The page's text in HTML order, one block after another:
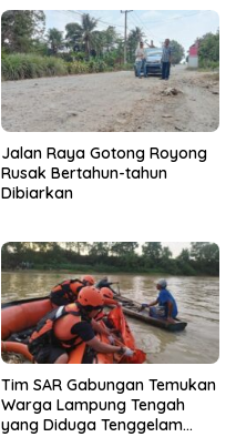
Jalan Raya Gotong Royong
Rusak Bertahun-tahun
Dibiarkan
Tim SAR Gabungan Temukan
Warga Lampung Tengah
yang Diduga Tenggelam